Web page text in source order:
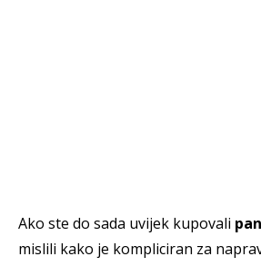
Ako ste do sada uvijek kupovali
mislili kako je kompliciran za